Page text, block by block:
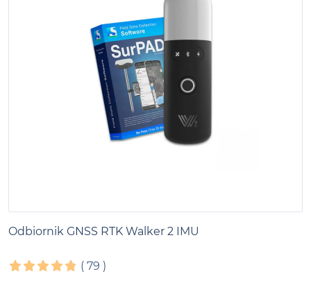
Odbiornik GNSS RTK Walker 2 IMU
( 79 )